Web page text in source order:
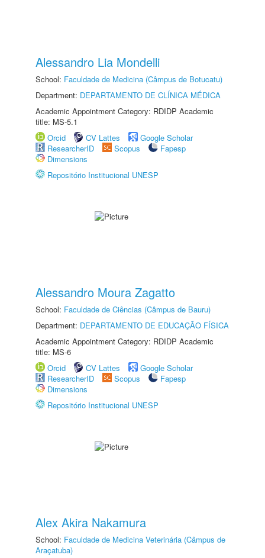
Alessandro Lia Mondelli
School: Faculdade de Medicina (Câmpus de Botucatu)
Department: DEPARTAMENTO DE CLÍNICA MÉDICA
Academic Appointment Category: RDIDP Academic
title: MS-5.1
Orcid
CV Lattes
Google Scholar
ResearcherID
Scopus
Fapesp
Dimensions
Repositório Institucional UNESP
Alessandro Moura Zagatto
School: Faculdade de Ciências (Câmpus de Bauru)
Department: DEPARTAMENTO DE EDUCAÇÃO FÍSICA
Academic Appointment Category: RDIDP Academic
title: MS-6
Orcid
CV Lattes
Google Scholar
ResearcherID
Scopus
Fapesp
Dimensions
Repositório Institucional UNESP
Alex Akira Nakamura
School: Faculdade de Medicina Veterinária (Câmpus de
Araçatuba)